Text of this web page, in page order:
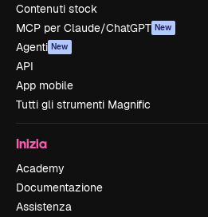
Contenuti stock
MCP per Claude/ChatGPT New
Agenti New
API
App mobile
Tutti gli strumenti Magnific
Inizia
Academy
Documentazione
Assistenza